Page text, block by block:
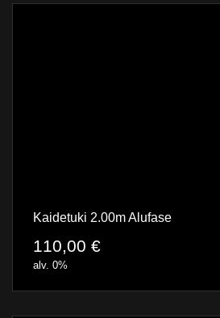
Kaidetuki 2.00m Alufase
110,00 €
alv. 0%